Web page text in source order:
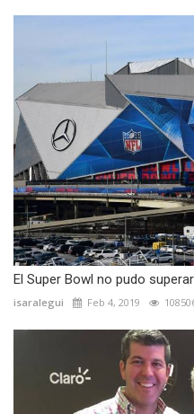
El Super Bowl no pudo
isaralegui Feb 4, 2019